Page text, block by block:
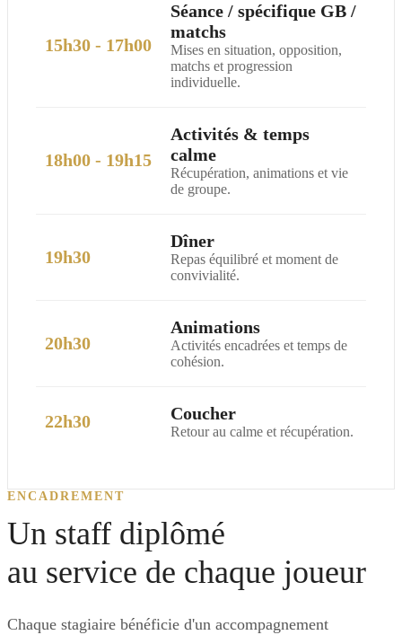
15h30 - 17h00
Séance / spécifique GB /
matchs
Mises en situation, opposition,
matchs et progression
individuelle.
18h00 - 19h15
Activités & temps
calme
Récupération, animations et vie
de groupe.
19h30
Dîner
Repas équilibré et moment de
convivialité.
20h30
Animations
Activités encadrées et temps de
cohésion.
22h30 Coucher
Retour au calme et récupération.
ENCADREMENT
Un staff diplômé
au service de chaque joueur
Chaque stagiaire bénéficie d'un accompagnement